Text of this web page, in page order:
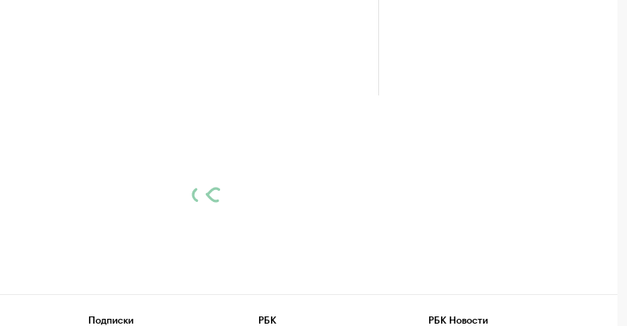
Подписки РБК РБК Новости